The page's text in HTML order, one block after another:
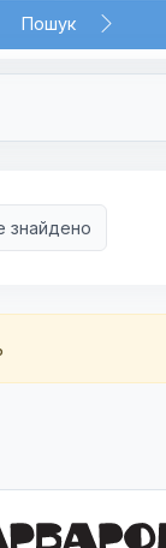
Пошук
знайдено